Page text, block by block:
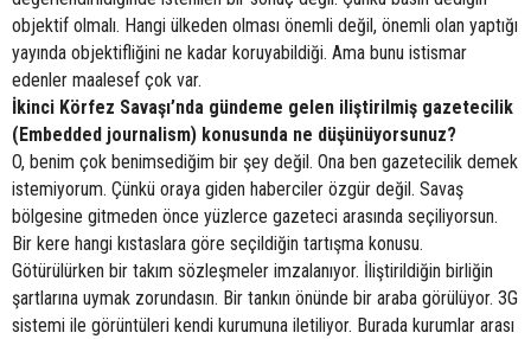
objektif olmalı. Hangi ülkeden olması önemli değil, önemli olan yaptığı
yayında objektifliğini ne kadar koruyabildiği. Ama bunu istismar
edenler maalesef çok var.
İkinci Körfez Savaşı’nda gündeme gelen iliştirilmiş gazetecilik
(Embedded journalism) konusunda ne düşünüyorsunuz?
O, benim çok benimsediğim bir şey değil. Ona ben gazetecilik demek
istemiyorum. Çünkü oraya giden haberciler özgür değil. Savaş
bölgesine gitmeden önce yüzlerce gazeteci arasında seçiliyorsun.
Bir kere hangi kıstaslara göre seçildiğin tartışma konusu.
Götürülürken bir takım sözleşmeler imzalanıyor. İliştirildiğin birliğin
şartlarına uymak zorundasın. Bir tankın önünde bir araba görülüyor. 3G
sistemi ile görüntüleri kendi kurumuna iletiliyor. Burada kurumlar arası